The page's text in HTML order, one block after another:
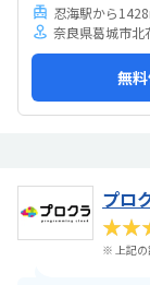
忍海駅から
奈良県葛城市北
無
プロ
※ 上記の